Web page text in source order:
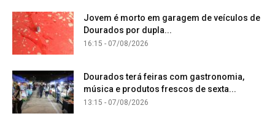
Jovem é morto em garagem de veículos de
Dourados por dupla...
16:15 - 07/08/2026
Dourados terá feiras com gastronomia,
música e produtos frescos de sexta...
13:15 - 07/08/2026